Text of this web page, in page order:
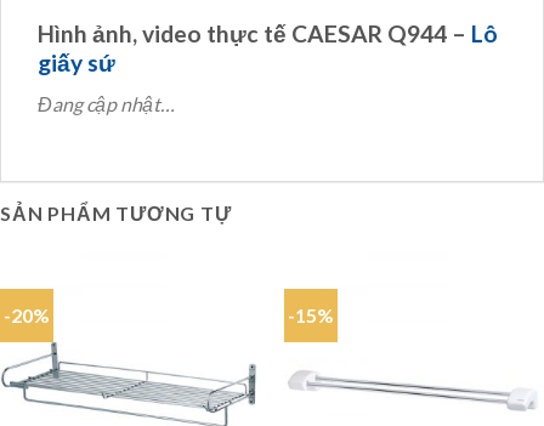
Hình ảnh, video thực tế CAESAR Q944 – Lô
giấy sứ
Đang cập nhật…
SẢN PHẨM TƯƠNG TỰ
-20% -15%